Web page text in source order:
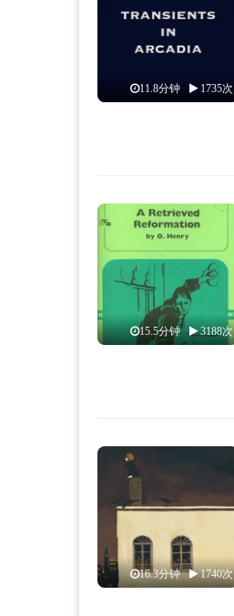
11.8分钟 1735次
15.5分钟 3188次
16.3分钟 1740次